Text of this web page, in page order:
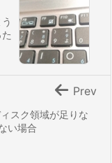
スク領域が足りな
い場合
Prev